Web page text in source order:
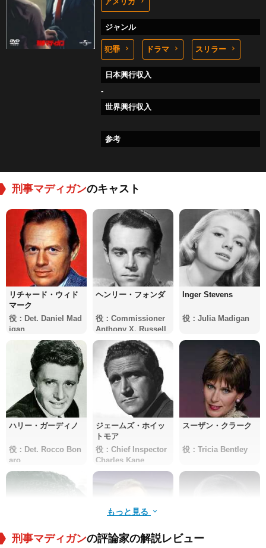
ジャンル
犯罪 ドラマ スリラー
日本興行収入
-
世界興行収入
参考
刑事マディガンのキャスト
リチャード・ウィド
マーク
役：Det. Daniel Mad
igan
ヘンリー・フォンダ
役：Commissioner
Anthony X. Russell
Inger Stevens
役：Julia Madigan
ハリー・ガーディノ
役：Det. Rocco Bon
aro
ジェームズ・ホイッ
トモア
役：Chief Inspector
Charles Kane
スーザン・クラーク
役：Tricia Bentley
もっと見る
刑事マディガンの評論家の解説レビュー